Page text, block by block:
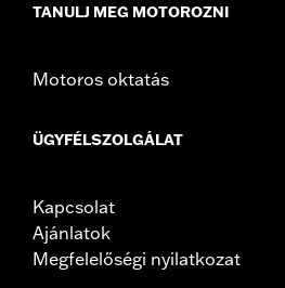
TANULJ MEG MOTOROZNI
Motoros oktatás
ÜGYFÉLSZOLGÁLAT
Kapcsolat
Ajánlatok
Megfelelőségi nyilatkozat